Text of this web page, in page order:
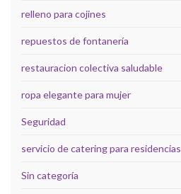
relleno para cojines
repuestos de fontanería
restauracion colectiva saludable
ropa elegante para mujer
Seguridad
servicio de catering para residencias
Sin categoría